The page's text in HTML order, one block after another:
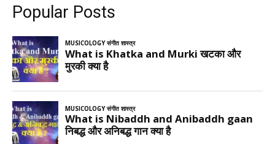
Popular Posts